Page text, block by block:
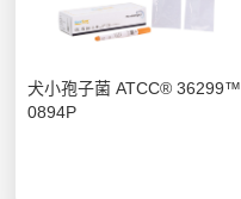
犬小孢子菌 ATCC® 36299™
0894P